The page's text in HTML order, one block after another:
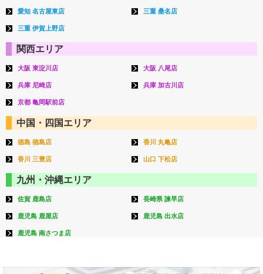
愛知 名古屋東店 三重 桑名店
三重 伊賀上野店
関西エリア
大阪 東淀川店 大阪 八尾店
兵庫 尼崎店 兵庫 加古川店
京都 亀岡駅前店
中国・四国エリア
徳島 徳島店 香川 丸亀店
香川 三豊店 山口 下松店
九州・沖縄エリア
佐賀 鹿島店 長崎県 諫早店
鹿児島 鹿屋店 鹿児島 出水店
鹿児島 南さつま店